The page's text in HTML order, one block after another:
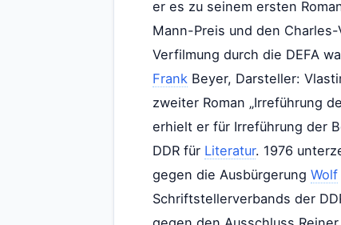
er es zu seinem ersten
Mann-Preis und den
Verfilmung durch die DEFA
Frank Beyer, Darsteller:
zweiter Roman „Irreführung
erhielt er für Irreführung der
DDR für Literatur. 1976
gegen die Ausbürgerung Wolf
Schriftstellerverbands der